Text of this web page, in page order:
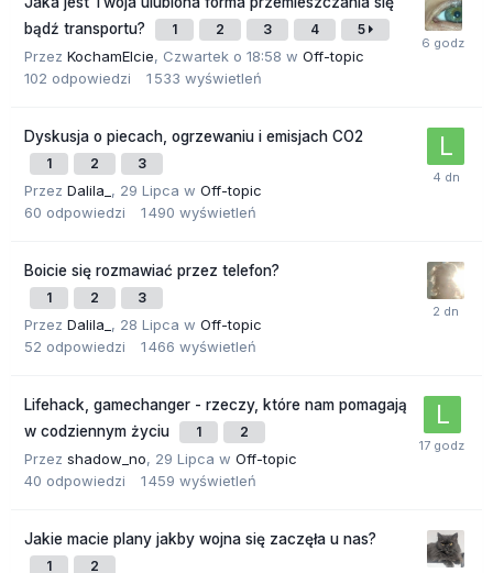
bądź transportu?
1 2 3 4 5
Przez KochamElcie, Czwartek o 18:58 w Off-topic
102 odpowiedzi 1 533 wyświetleń
Dyskusja o piecach, ogrzewaniu i emisjach CO2
1 2 3
Przez Dalila_ , 29 Lipca w Off-topic
60 odpowiedzi 1 490 wyświetleń
Boicie się rozmawiać przez telefon?
1 2 3
Przez Dalila_ , 28 Lipca w Off-topic
52 odpowiedzi 1 466 wyświetleń
Lifehack, gamechanger - rzeczy, które nam pomagają
w codziennym życiu
1 2
Przez shadow_no, 29 Lipca w Off-topic
40 odpowiedzi 1 459 wyświetleń
Jakie macie plany jakby wojna się zaczęła u nas?
1 2